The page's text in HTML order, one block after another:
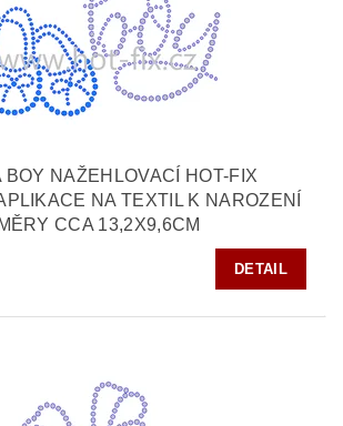
BOY NAŽEHLOVACÍ HOT-FIX
NA TEXTIL K NAROZENÍ
CCA 13,2X9,6CM
DETAIL